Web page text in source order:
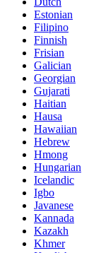
Estonian
Filipino
Finnish
Frisian
Galician
Georgian
Gujarati
Haitian
Hausa
Hawaiian
Hebrew
Hmong
Hungarian
Icelandic
Igbo
Javanese
Kannada
Kazakh
Khmer